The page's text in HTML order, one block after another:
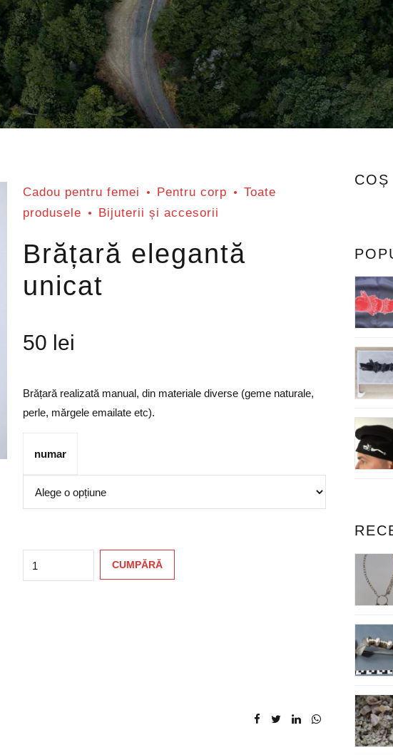
Cadou pentru femei Pentru corp
Toate
produsele
Bijuterii și accesorii
Brățară elegantă
unicat
50 lei
Brățară realizată manual, din materiale diverse (geme naturale,
perle, mărgele emailate etc).
numar
Quantity CUMPĂRĂ
COȘ